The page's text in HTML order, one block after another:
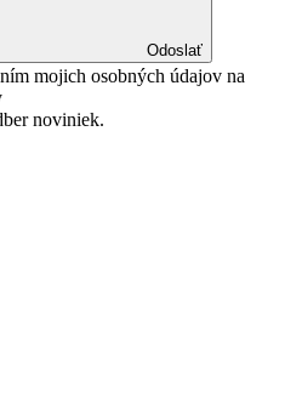
Odoslať
mojich osobných údajov na
noviniek.